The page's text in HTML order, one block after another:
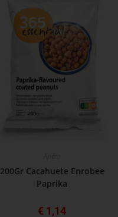
200Gr Cacahuete Enrobee
Paprika
€ 1,14